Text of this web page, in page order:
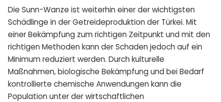
Die Sunn-Wanze ist weiterhin einer der wichtigsten
Schädlinge in der Getreideproduktion der Türkei. Mit
einer Bekämpfung zum richtigen Zeitpunkt und mit den
richtigen Methoden kann der Schaden jedoch auf ein
Minimum reduziert werden. Durch kulturelle
Maßnahmen, biologische Bekämpfung und bei Bedarf
kontrollierte chemische Anwendungen kann die
Population unter der wirtschaftlichen